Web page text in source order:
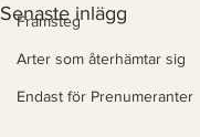
Framsteg
Arter som återhämtar sig
Endast för Prenumeranter
Senaste inlägg